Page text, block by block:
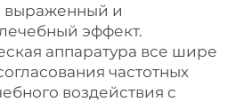
выраженный и
эффект.
аппаратура все шире
частотных
воздействия с